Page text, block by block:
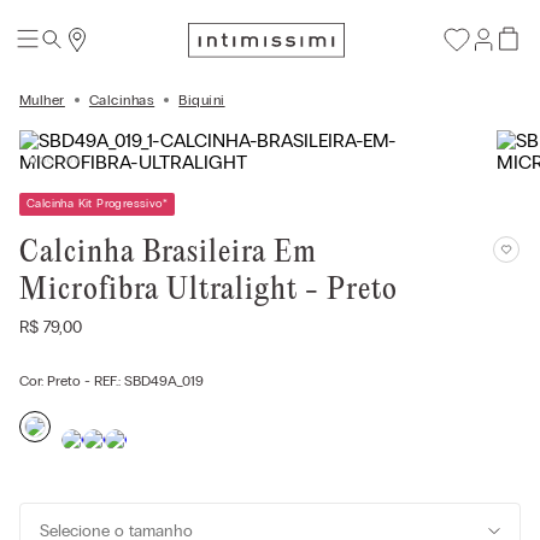
Mulher Calcinhas Biquíni
Calcinha Kit Progressivo*
Calcinha Brasileira Em
Microfibra Ultralight - Preto
R$ 79,00
Cor: Preto - REF.: SBD49A_019
Selecione o tamanho